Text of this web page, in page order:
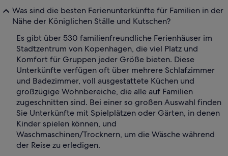
Was sind die besten Ferienunterkünfte für Familien in der
Nähe der Königlichen Ställe und Kutschen?
Es gibt über 530 familienfreundliche Ferienhäuser im
Stadtzentrum von Kopenhagen, die viel Platz und
Komfort für Gruppen jeder Größe bieten. Diese
Unterkünfte verfügen oft über mehrere Schlafzimmer
und Badezimmer, voll ausgestattete Küchen und
großzügige Wohnbereiche, die alle auf Familien
zugeschnitten sind. Bei einer so großen Auswahl finden
Sie Unterkünfte mit Spielplätzen oder Gärten, in denen
Kinder spielen können, und
Waschmaschinen/Trocknern, um die Wäsche während
der Reise zu erledigen.